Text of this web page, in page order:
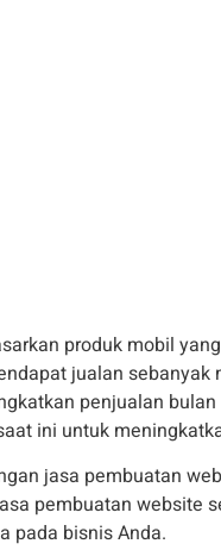
produk mobil
jualan sebanyak
penjualan
ini untuk
jasa pembuatan
pembuatan website
pada bisnis Anda.